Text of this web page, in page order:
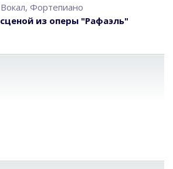
Вокал, Фортепиано
из оперы "Рафаэль"